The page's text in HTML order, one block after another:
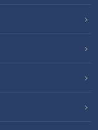
ラーメン！